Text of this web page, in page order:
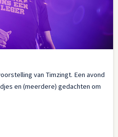
van Timzingt. Een avond
en (meerdere) gedachten om